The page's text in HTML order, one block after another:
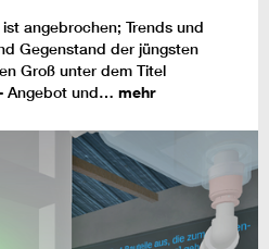
angebrochen; Trends und
Gegenstand der jüngsten
Groß unter dem Titel
Angebot und… mehr